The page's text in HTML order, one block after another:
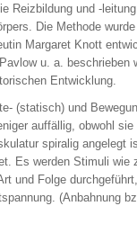
Reizbildung und -
Die Methode
Margaret Knott
u. a.
Entwicklung.
(statisch) und
auffällig, obwohl
spiralig angelegt
Es werden Stimuli
und Folge
(Anbahnung